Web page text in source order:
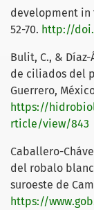
development in
52-70. http://
Bulit, C., &
de ciliados del
Guerrero,
https://
rticle/view/843
Caballero-
del robalo
suroeste de
https://